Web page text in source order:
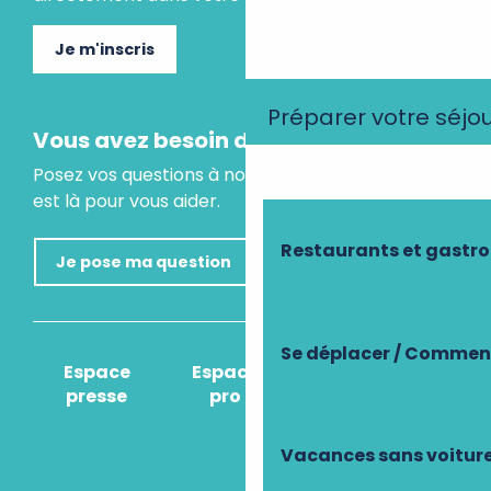
Préparer votre
Restaurants et
Se déplacer /
Vacances sans
Je m'inscris
Vous avez besoin d'un conseil ?
Posez vos questions à notre assistant virtuel, il
est là pour vous aider.
Je pose ma question
Espace
presse
Espace
pro
Comment venir